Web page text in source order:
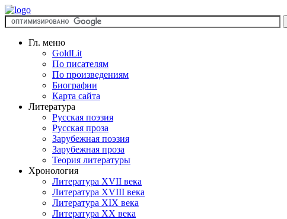
Гл. меню
GoldLit
По писателям
По произведениям
Биографии
Карта сайта
Литература
Русская поэзия
Русская проза
Зарубежная поэзия
Зарубежная проза
Теория литературы
Хронология
Литература XVII века
Литература XVIII века
Литература XIX века
Литература XX века